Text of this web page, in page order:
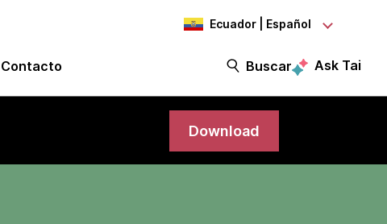
Ecuador | Español
Contacto Buscar Ask Tai
Download